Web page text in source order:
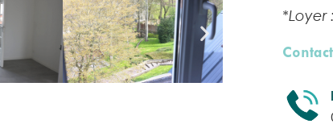
*Loyer